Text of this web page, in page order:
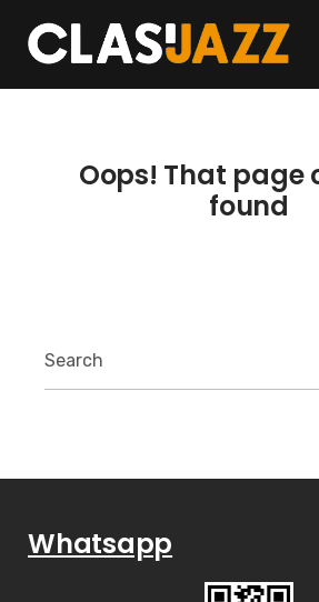
content
404
Oops! That page
found
Whatsapp